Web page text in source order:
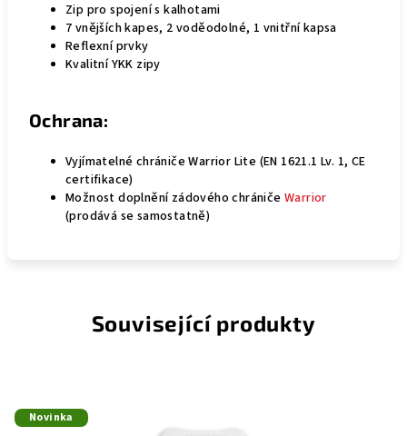
Zip pro spojení s kalhotami
7 vnějších kapes, 2 voděodolné, 1 vnitřní kapsa
Reflexní prvky
Kvalitní YKK zipy
Ochrana:
Vyjímatelné chrániče Warrior Lite (EN 1621.1 Lv. 1, CE
certifikace)
Možnost doplnění zádového chrániče Warrior
(prodává se samostatně)
Související produkty
Novinka